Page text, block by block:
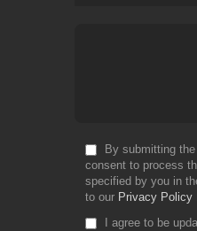
By submitting
consent to process
specified by you in
to our Privacy Policy
I agree to be